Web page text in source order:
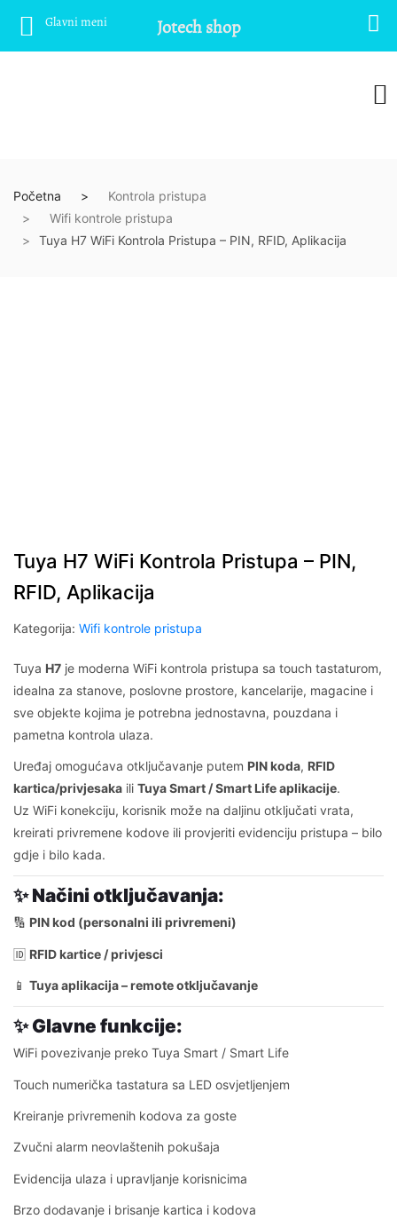
Početna
Kontrola pristupa
Wifi kontrole pristupa
Tuya H7 WiFi Kontrola Pristupa – PIN, RFID, Aplikacija
Tuya H7 WiFi Kontrola Pristupa – PIN,
RFID, Aplikacija
Kategorija: Wifi kontrole pristupa
Tuya H7 je moderna WiFi kontrola pristupa sa touch tastaturom,
idealna za stanove, poslovne prostore, kancelarije, magacine i
sve objekte kojima je potrebna jednostavna, pouzdana i
pametna kontrola ulaza.
Uređaj omogućava otključavanje putem PIN koda, RFID
kartica/privjesaka ili Tuya Smart / Smart Life aplikacije.
Uz WiFi konekciju, korisnik može na daljinu otključati vrata,
kreirati privremene kodove ili provjeriti evidenciju pristupa – bilo
gdje i bilo kada.
✨ Načini otključavanja:
🔢 PIN kod (personalni ili privremeni)
🆔 RFID kartice / privjesci
📱 Tuya aplikacija – remote otključavanje
✨ Glavne funkcije:
WiFi povezivanje preko Tuya Smart / Smart Life
Touch numerička tastatura sa LED osvjetljenjem
Kreiranje privremenih kodova za goste
Zvučni alarm neovlaštenih pokušaja
Evidencija ulaza i upravljanje korisnicima
Brzo dodavanje i brisanje kartica i kodova
Glavni meni Jotech shop